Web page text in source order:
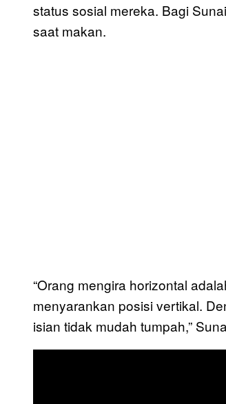
status sosial mereka. Bagi
saat makan.
“Orang mengira horizontal
menyarankan posisi vertikal.
isian tidak mudah tumpah,”